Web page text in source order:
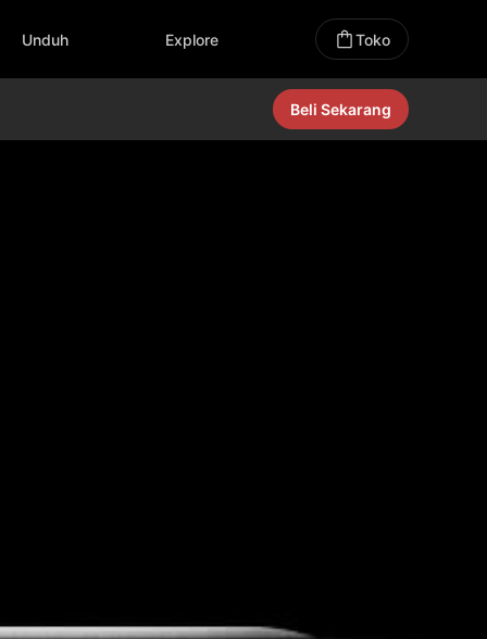
Unduh Explore Toko
Beli Sekarang